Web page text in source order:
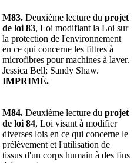
M83. Deuxième lecture du projet
de loi 83, Loi modifiant la Loi sur
la protection de l'environnement
en ce qui concerne les filtres à
microfibres pour machines à laver.
Jessica Bell; Sandy Shaw.
IMPRIMÉ.
M84. Deuxième lecture du projet
de loi 84, Loi visant à modifier
diverses lois en ce qui concerne le
prélèvement et l'utilisation de
tissus d'un corps humain à des fins